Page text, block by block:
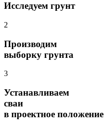
Исследуем грунт
2
Производим
выборку грунта
3
Устанавливаем
сваи
в проектное положение